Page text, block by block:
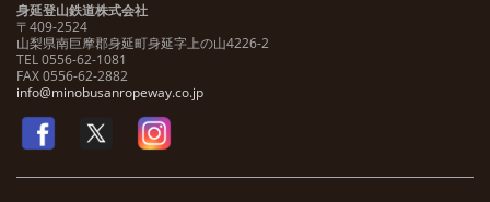
身延登山鉄道株式会社
〒409-2524
山梨県南巨摩郡身延町身延字上の山4226-2
TEL 0556-62-1081
FAX 0556-62-2882
info@minobusanropeway.co.jp